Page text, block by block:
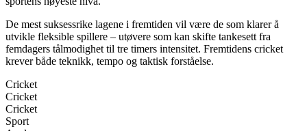
De mest suksessrike lagene i fremtiden vil være de som klarer å
utvikle fleksible spillere – utøvere som kan skifte tankesett fra
femdagers tålmodighet til tre timers intensitet. Fremtidens cricket
krever både teknikk, tempo og taktisk forståelse.
Cricket
Cricket
Cricket
Sport